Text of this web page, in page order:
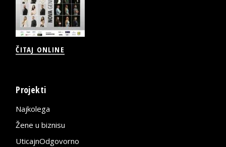
ČITAJ ONLINE
Projekti
Najkolega
Žene u biznisu
UticajnOdgovorno